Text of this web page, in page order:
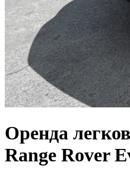
Оренда
Range Rover